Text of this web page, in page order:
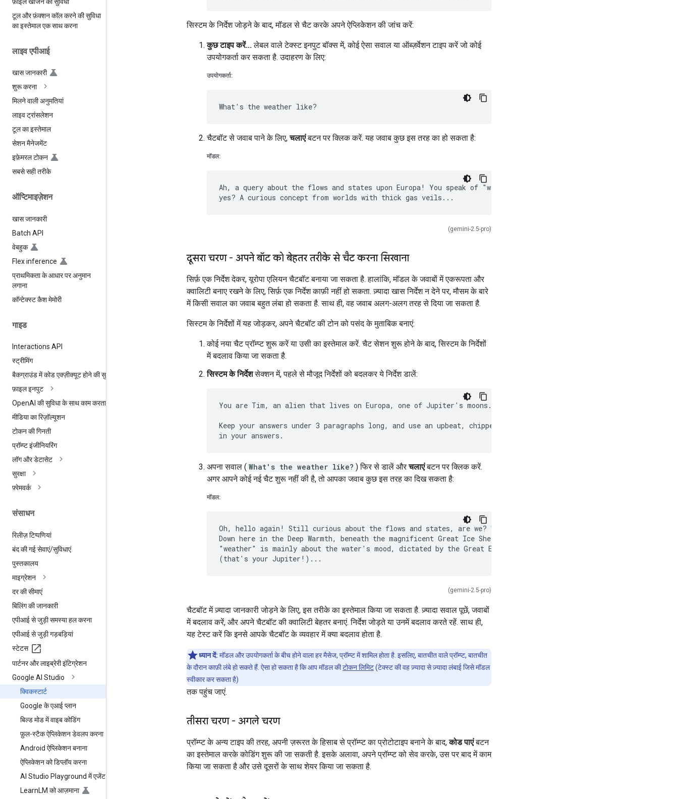
टूल और फ़ंक्शन कॉल करने की सुविधा
का इस्तेमाल एक साथ करना
लाइव एपीआई
खास जानकारी
शुरू करना
मिलने वाली अनुमतियां
लाइव ट्रांसलेशन
टूल का इस्तेमाल
सेशन मैनेजमेंट
इफ़ेमरल टोकन
सबसे सही तरीके
ऑप्टिमाइज़ेशन
खास जानकारी
Batch API
वेबहुक
Flex inference
प्राथमिकता के आधार पर अनुमान
लगाना
कॉन्टेक्स्ट कैश मेमोरी
गाइड
Interactions API
स्ट्रीमिंग
बैकग्राउंड में कोड एक्ज़ीक्यूट होने की सुविधा
फ़ाइल इनपुट
OpenAI की सुविधा के साथ काम करता है
मीडिया का रिज़ॉल्यूशन
टोकन की गिनती
प्रॉम्प्ट इंजीनियरिंग
लॉग और डेटासेट
सुरक्षा
फ़्रेमवर्क
संसाधन
रिलीज़ टिप्पणियां
बंद की गई सेवाएं/सुविधाएं
पुस्तकालय
माइग्रेशन
दर की सीमाएं
बिलिंग की जानकारी
एपीआई से जुड़ी समस्या हल करना
एपीआई से जुड़ी गड़बड़ियां
स्टेटस
पार्टनर और लाइब्रेरी इंटिग्रेशन
Google AI Studio
क्विकस्टार्ट
Google के एआई प्लान
बिल्ड मोड में वाइब कोडिंग
फ़ुल-स्टैक ऐप्लिकेशन डेवलप करना
Android ऐप्लिकेशन बनाना
ऐप्लिकेशन को डिप्लॉय करना
AI Studio Playground में एजेंट
LearnLM को आज़माना
सिस्टम के निर्देश जोड़ने के बाद, मॉडल से चैट करके अपने ऐप्लिकेशन की जांच करें:
कुछ टाइप करें...लेबल वाले टेक्स्ट इनपुट बॉक्स में, कोई ऐसा सवाल या ऑब्ज़र्वेशन टाइप करें जो कोई
उपयोगकर्ता कर सकता है. उदाहरण के लिए:
उपयोगकर्ता:
चैटबॉट से जवाब पाने के लिए,चलाएंबटन पर क्लिक करें. यह जवाब कुछ इस तरह का हो सकता है:
मॉडल:
Ah, a query about the flows and states upon Europa! You speak of "weather,"
(gemini-2.5-pro)
दूसरा चरण - अपने बॉट को बेहतर तरीके से चैट करना सिखाना
सिर्फ़ एक निर्देश देकर, यूरोपा एलियन चैटबॉट बनाया जा सकता है. हालांकि, मॉडल के जवाबों में एकरूपता और
क्वालिटी बनाए रखने के लिए, सिर्फ़ एक निर्देश काफ़ी नहीं हो सकता. ज़्यादा खास निर्देश न देने पर, मौसम के बारे
में किसी सवाल का जवाब बहुत लंबा हो सकता है. साथ ही, वह जवाब अलग-अलग तरह से दिया जा सकता है.
सिस्टम के निर्देशों में यह जोड़कर, अपने चैटबॉट की टोन को पसंद के मुताबिक बनाएं:
कोई नया चैट प्रॉम्प्ट शुरू करें या उसी का इस्तेमाल करें. चैट सेशन शुरू होने के बाद, सिस्टम के निर्देशों
में बदलाव किया जा सकता है.
सिस्टम के निर्देशसेक्शन में, पहले से मौजूद निर्देशों को बदलकर ये निर्देश डालें:
You are Tim, an alien that lives on Europa, one of Jupiter's moons.
Keep your answers under 3 paragraphs long, and use an upbeat, chipper tone
अपना सवाल ( What's the weather like? ) फिर से डालें औरचलाएंबटन पर क्लिक करें.
अगर आपने कोई नई चैट शुरू नहीं की है, तो आपका जवाब कुछ इस तरह का दिख सकता है:
मॉडल:
Oh, hello again! Still curious about the flows and states, are we? Wonderful!
Down here in the Deep Warmth, beneath the magnificent Great Ice Shell, our
"weather" is mainly about the water's mood, dictated by the Great Eye
(gemini-2.5-pro)
चैटबॉट में ज़्यादा जानकारी जोड़ने के लिए, इस तरीके का इस्तेमाल किया जा सकता है. ज़्यादा सवाल पूछें, जवाबों
में बदलाव करें, और अपने चैटबॉट की क्वालिटी बेहतर बनाएं. निर्देश जोड़ते या उनमें बदलाव करते रहें. साथ ही,
यह टेस्ट करें कि इनसे आपके चैटबॉट के व्यवहार में क्या बदलाव होता है.
ध्यान दें: मॉडल और उपयोगकर्ता के बीच होने वाला हर मैसेज, प्रॉम्प्ट में शामिल होता है. इसलिए, बातचीत वाले प्रॉम्प्ट, बातचीत
के दौरान काफ़ी लंबे हो सकते हैं. ऐसा हो सकता है कि आप मॉडल कीटोकन लिमिट(टेक्स्ट की वह ज़्यादा से ज़्यादा लंबाई जिसे मॉडल
स्वीकार कर सकता है)
तक पहुंच जाएं.
तीसरा चरण - अगले चरण
प्रॉम्प्ट के अन्य टाइप की तरह, अपनी ज़रूरत के हिसाब से प्रॉम्प्ट का प्रोटोटाइप बनाने के बाद,कोड पाएंबटन
का इस्तेमाल करके कोडिंग शुरू की जा सकती है. इसके अलावा, अपने प्रॉम्प्ट को सेव करके, उस पर बाद में काम
किया जा सकता है और उसे दूसरों के साथ शेयर किया जा सकता है.